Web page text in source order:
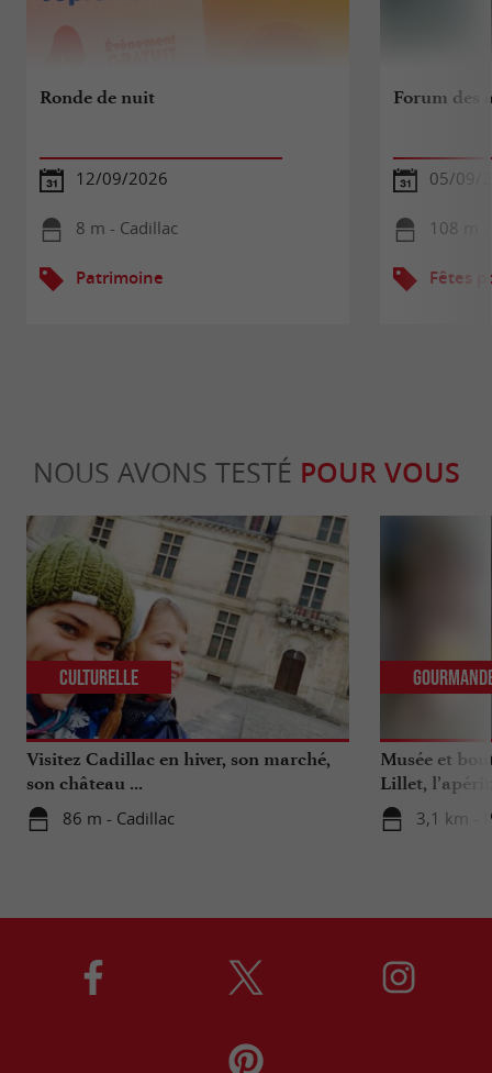
Ronde de nuit
12/09/2026
8 m - Cadillac
Patrimoine
Forum des
05/09/
108 m
Fêtes
NOUS AVONS TESTÉ POUR VOUS
Visitez Cadillac en hiver, son marché,
son château ...
86 m - Cadillac
Culturelle
Musée et
Lillet,
excellence
3,1 km -